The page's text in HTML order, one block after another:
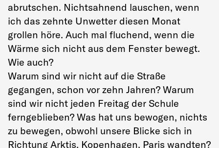
abrutschen. Nichtsahnend lauschen, wenn
ich das zehnte Unwetter diesen Monat
grollen höre. Auch mal fluchend, wenn die
Wärme sich nicht aus dem Fenster bewegt.
Wie auch?
Warum sind wir nicht auf die Straße
gegangen, schon vor zehn Jahren? Warum
sind wir nicht jeden Freitag der Schule
ferngeblieben? Was hat uns bewogen, nichts
zu bewegen, obwohl unsere Blicke sich in
Richtung Arktis, Kopenhagen, Paris wandten?